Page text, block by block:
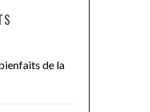
de la